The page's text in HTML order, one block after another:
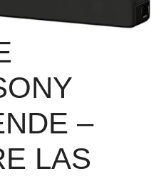
–
LAS